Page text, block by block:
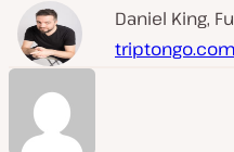
Daniel King,